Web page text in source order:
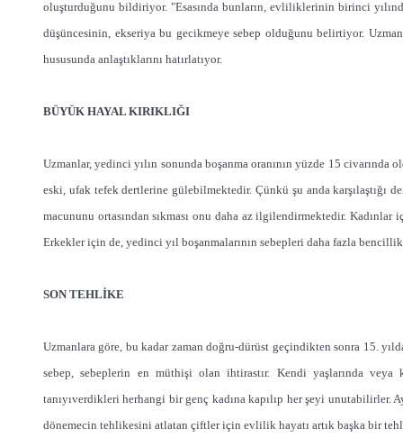
oluşturduğunu bildiriyor. "Esasında bunların, evliliklerinin birinci
düşüncesinin, ekseriya bu gecikmeye sebep olduğunu belirtiyor.
hususunda anlaştıklarını hatırlatıyor.
BÜYÜK HAYAL KIRIKLIĞI
Uzmanlar, yedinci yılın sonunda boşanma oranının yüzde 15
eski, ufak tefek dertlerine gülebilmektedir. Çünkü şu anda karşılaştığı
macununu ortasından sıkması onu daha az ilgilendirmektedir.
Erkekler için de, yedinci yıl boşanmalarının sebepleri daha fazla
SON TEHLİKE
Uzmanlara göre, bu kadar zaman doğru-dürüst geçindikten sonra 15.
sebep, sebeplerin en müthişi olan ihtirastır. Kendi yaşlarında
tanıyıverdikleri herhangi bir genç kadına kapılıp her şeyi
dönemecin tehlikesini atlatan çiftler için evlilik hayatı artık başka bir